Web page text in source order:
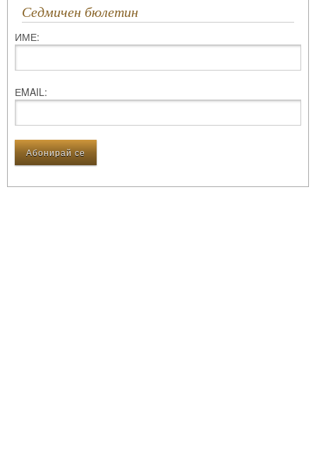
Седмичен бюлетин
ИМЕ:
ЕMAIL: